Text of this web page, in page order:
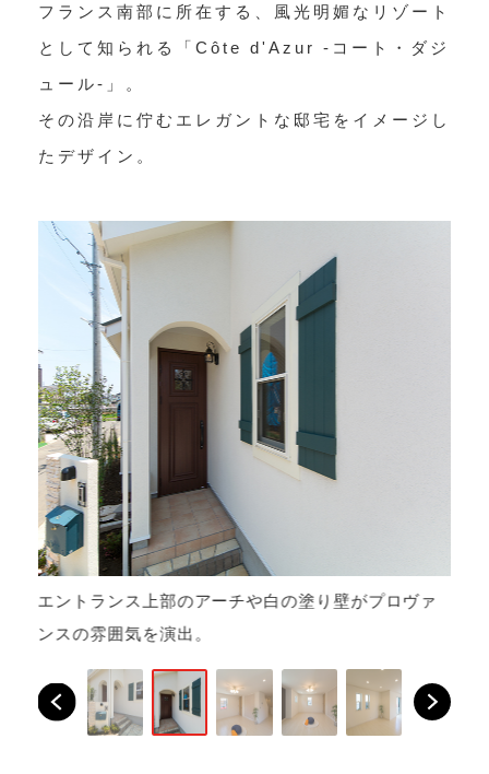
フランス南部に所在する、風光明媚なリゾート
として知られる「Côte d'Azur -コート・ダジ
ュール-」。
その沿岸に佇むエレガントな邸宅をイメージし
たデザイン。
エントランス上部のアーチや白の塗り壁がプロヴァ
ンスの雰囲気を演出。